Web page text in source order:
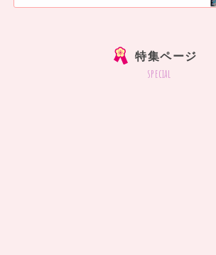
特集ページ
special